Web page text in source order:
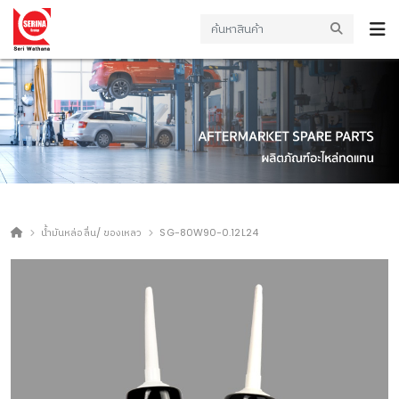
น้ำมันหล่อลื่น/ ของเหลว SG-80W90-0.12L24